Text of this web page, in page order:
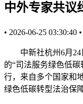
中外专家共议
• 2026-06-25 03:30:40 •
中新社杭州6月24
的“司法服务绿色低
行，来自多个国家和
绿色低碳转型法治保